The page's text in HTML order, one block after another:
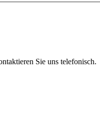
Sie uns telefonisch.